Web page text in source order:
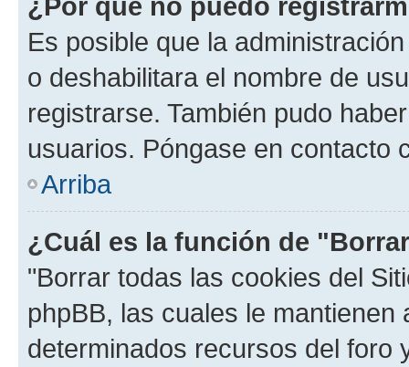
Es posible que la
o deshabilitara el nombre de
registrarse. También pudo
usuarios. Póngase en contacto
Arriba
¿Cuál es la función de
"Borrar todas las cookies del
phpBB, las cuales le
determinados recursos del foro